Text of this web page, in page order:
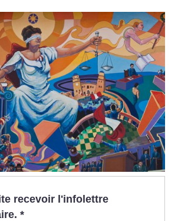
recevoir l'infolettre
*